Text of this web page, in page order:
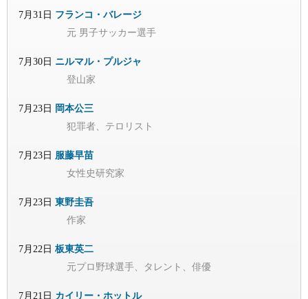
7月31日 フランコ・バレージ
元 男子サッカー選手
7月30日 ニルマル・プルジャ
登山家
7月23日 岡本公三
犯罪者、テロリスト
7月23日 服藤早苗
女性史研究家
7月23日 東野圭吾
作家
7月22日 板東英二
元プロ野球選手、タレント、俳優
7月21日 カイリー・ホットル